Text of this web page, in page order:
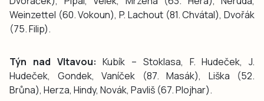
Weinzettel (60. Vokoun), P. Lachout (81. Chvátal), Dvořák
(75. Filip).
Týn nad Vltavou: Kubík – Stoklasa, F. Hudeček, J.
Hudeček, Gondek, Vaníček (87. Masák), Liška (52.
Brůna), Herza, Hindy, Novák, Pavliš (67. Plojhar).